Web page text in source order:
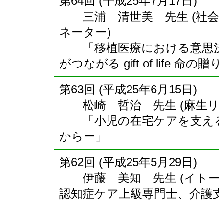
三浦 清世美 先生 (社会保
ネーター)
「移植医療における意思
がつながる gift of life 命の贈
第63回 (平成25年6月15日)
松崎 哲治 先生 (麻生リ
「小児の在宅ケアを支え
からー」
第62回 (平成25年5月29日)
伊藤 美知 先生 (イトーフ
認知症ケア上級専門士、介護